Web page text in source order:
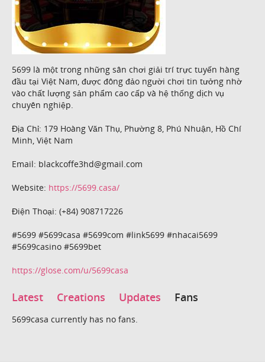
5699 là một trong những sân chơi giải trí trực tuyến hàng
đầu tại Việt Nam, được đông đảo người chơi tin tưởng nhờ
vào chất lượng sản phẩm cao cấp và hệ thống dịch vụ
chuyên nghiệp.
Địa Chỉ: 179 Hoàng Văn Thụ, Phường 8, Phú Nhuận, Hồ Chí
Minh, Việt Nam
Email: blackcoffe3hd@gmail.com
Website: https://5699.casa/
Điện Thoại: (+84) 908717226
#5699 #5699casa #5699com #link5699 #nhacai5699
#5699casino #5699bet
https://glose.com/u/5699casa
Latest Creations Updates Fans
5699casa currently has no fans.